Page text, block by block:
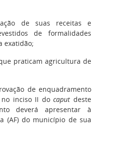
de suas receitas e
de formalidades
exatidão;
praticam agricultura de
de enquadramento
no inciso II docaput deste
deverá apresentar à
(AF) do município de sua